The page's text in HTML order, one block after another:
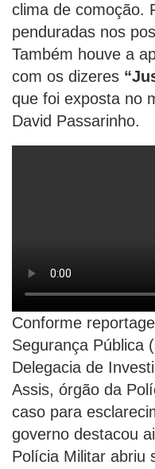
clima de comoção.
penduradas nos
Também houve a
com os dizeres
que foi exposta no
David Passarinho.
Conforme
Segurança Pública
Delegacia de
Assis, órgão da
caso para
governo destacou
Polícia Militar abriu